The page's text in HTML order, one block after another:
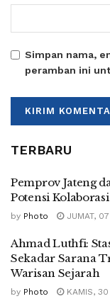
Simpan nama,
peramban ini
TERBARU
Pemprov Jateng
Potensi
by Photo JUMAT,
Ahmad Luthfi:
Sekadar Sarana
Warisan Sejarah
by Photo KAMIS,